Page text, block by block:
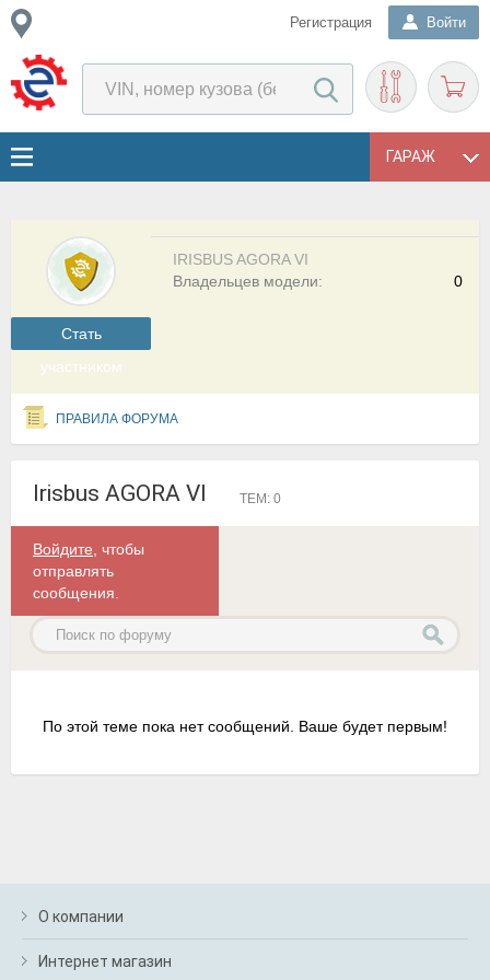
Регистрация Войти
ГАРАЖ
Cтать
участником
IRISBUS AGORA VI
0
Владельцев модели:
ПРАВИЛА ФОРУМА
Irisbus AGORA VI ТЕМ: 0
Войдите , чтобы
отправлять
сообщения.
По этой теме пока нет сообщений. Ваше будет первым!
О компании
Интернет магазин